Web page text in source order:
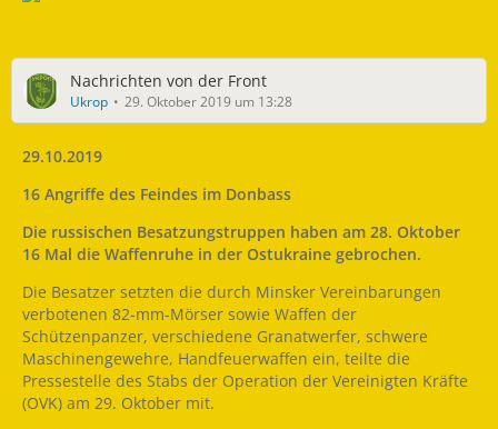
Nachrichten von der Front
Ukrop 29. Oktober 2019 um 13:28
29.10.2019
16 Angriffe des Feindes im Donbass
Die russischen Besatzungstruppen haben am 28. Oktober
16 Mal die Waffenruhe in der Ostukraine gebrochen.
Die Besatzer setzten die durch Minsker Vereinbarungen
verbotenen 82-mm-Mörser sowie Waffen der
Schützenpanzer, verschiedene Granatwerfer, schwere
Maschinengewehre, Handfeuerwaffen ein, teilte die
Pressestelle des Stabs der Operation der Vereinigten Kräfte
(OVK) am 29. Oktober mit.